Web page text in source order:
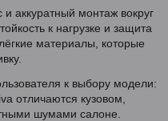
аккуратный монтаж вокруг
к нагрузке и защита
материалы, которые
к выбору модели:
отличаются кузовом,
шумами салоне.